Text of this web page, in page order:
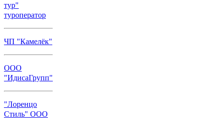
тур"
туроператор
ЧП "Камелёк"
ООО
"ИдисаГрупп"
"Лоренцо
Стиль" ООО